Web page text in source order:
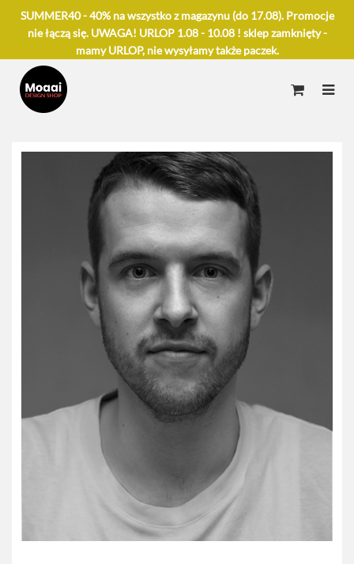
SUMMER40 - 40% na wszystko z magazynu (do 17.08). Promocje
nie łączą się. UWAGA! URLOP 1.08 - 10.08 ! sklep zamknięty -
mamy URLOP, nie wysyłamy także paczek.